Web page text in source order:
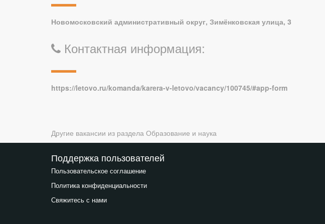
Новомосковский административный округ, Зимёнковская улица, 3
Контактная информация:
https://letovo.ru/komanda/karera-v-letovo/vacancy/100745/#app-form
Другие вакансии из раздела Образование и наука
Поддержка пользователей
Пользовательское соглашение
Политика конфиденциальности
Свяжитесь с нами